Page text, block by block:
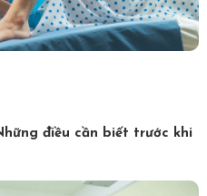
điều cần biết trước khi